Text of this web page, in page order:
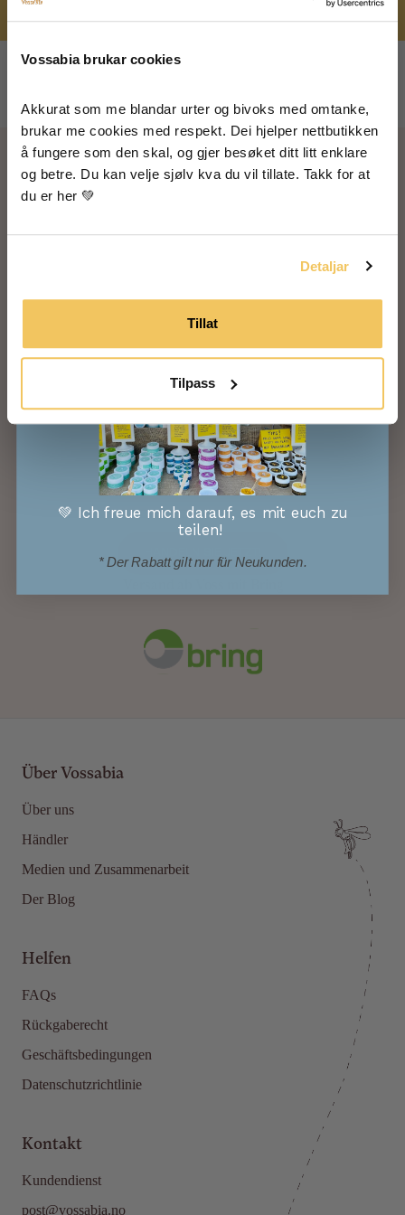
Vossabia brukar cookies
Akkurat som me blandar urter og bivoks med omtanke,
brukar me cookies med respekt. Dei hjelper nettbutikken
å fungere som den skal, og gjer besøket ditt litt enklare
og betre. Du kan velje sjølv kva du vil tillate. Takk for at
du er her 💚
Detaljar
Tillat
Tilpass
Seit 2004 haben wir Tausenden von Menschen geholfen
auszuprobieren?
Über Vossabia
Über uns
Händler
Medien und Zusammenarbeit
Der Blog
Helfen
FAQs
Rückgaberecht
Geschäftsbedingungen
Datenschutzrichtlinie
Kontakt
Kundendienst
post@vossabia.no
🐝 Sichere dir als Erster die Giveaways!
und Haare
Ich bin damit einverstanden, dass meine Daten
zum Erhalt von Newslettern von Vossabia
gespeichert werden.
Ja, ich möchte E-Mails von Vossabia
💚 Ich freue mich darauf, es mit euch zu
teilen!
* Der Rabatt gilt nur für Neukunden.